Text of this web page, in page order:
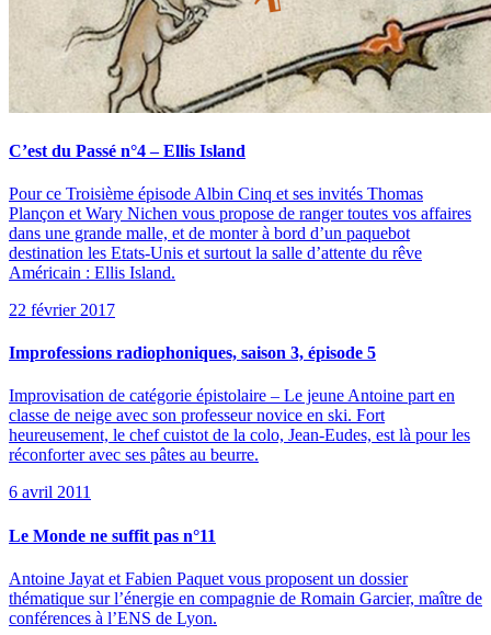
C’est du Passé n°4 – Ellis Island
Pour ce Troisième épisode Albin Cinq et ses invités Thomas
Plançon et Wary Nichen vous propose de ranger toutes vos affaires
dans une grande malle, et de monter à bord d’un paquebot
destination les Etats-Unis et surtout la salle d’attente du rêve
Américain : Ellis Island.
22 février 2017
Improfessions radiophoniques, saison 3, épisode 5
Improvisation de catégorie épistolaire – Le jeune Antoine part en
classe de neige avec son professeur novice en ski. Fort
heureusement, le chef cuistot de la colo, Jean-Eudes, est là pour les
réconforter avec ses pâtes au beurre.
6 avril 2011
Le Monde ne suffit pas n°11
Antoine Jayat et Fabien Paquet vous proposent un dossier
thématique sur l’énergie en compagnie de Romain Garcier, maître de
conférences à l’ENS de Lyon.